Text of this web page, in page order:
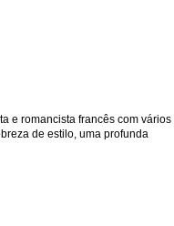
e romancista francês com vários
de estilo, uma profunda